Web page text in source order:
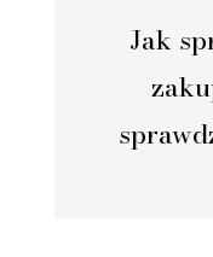
Jak